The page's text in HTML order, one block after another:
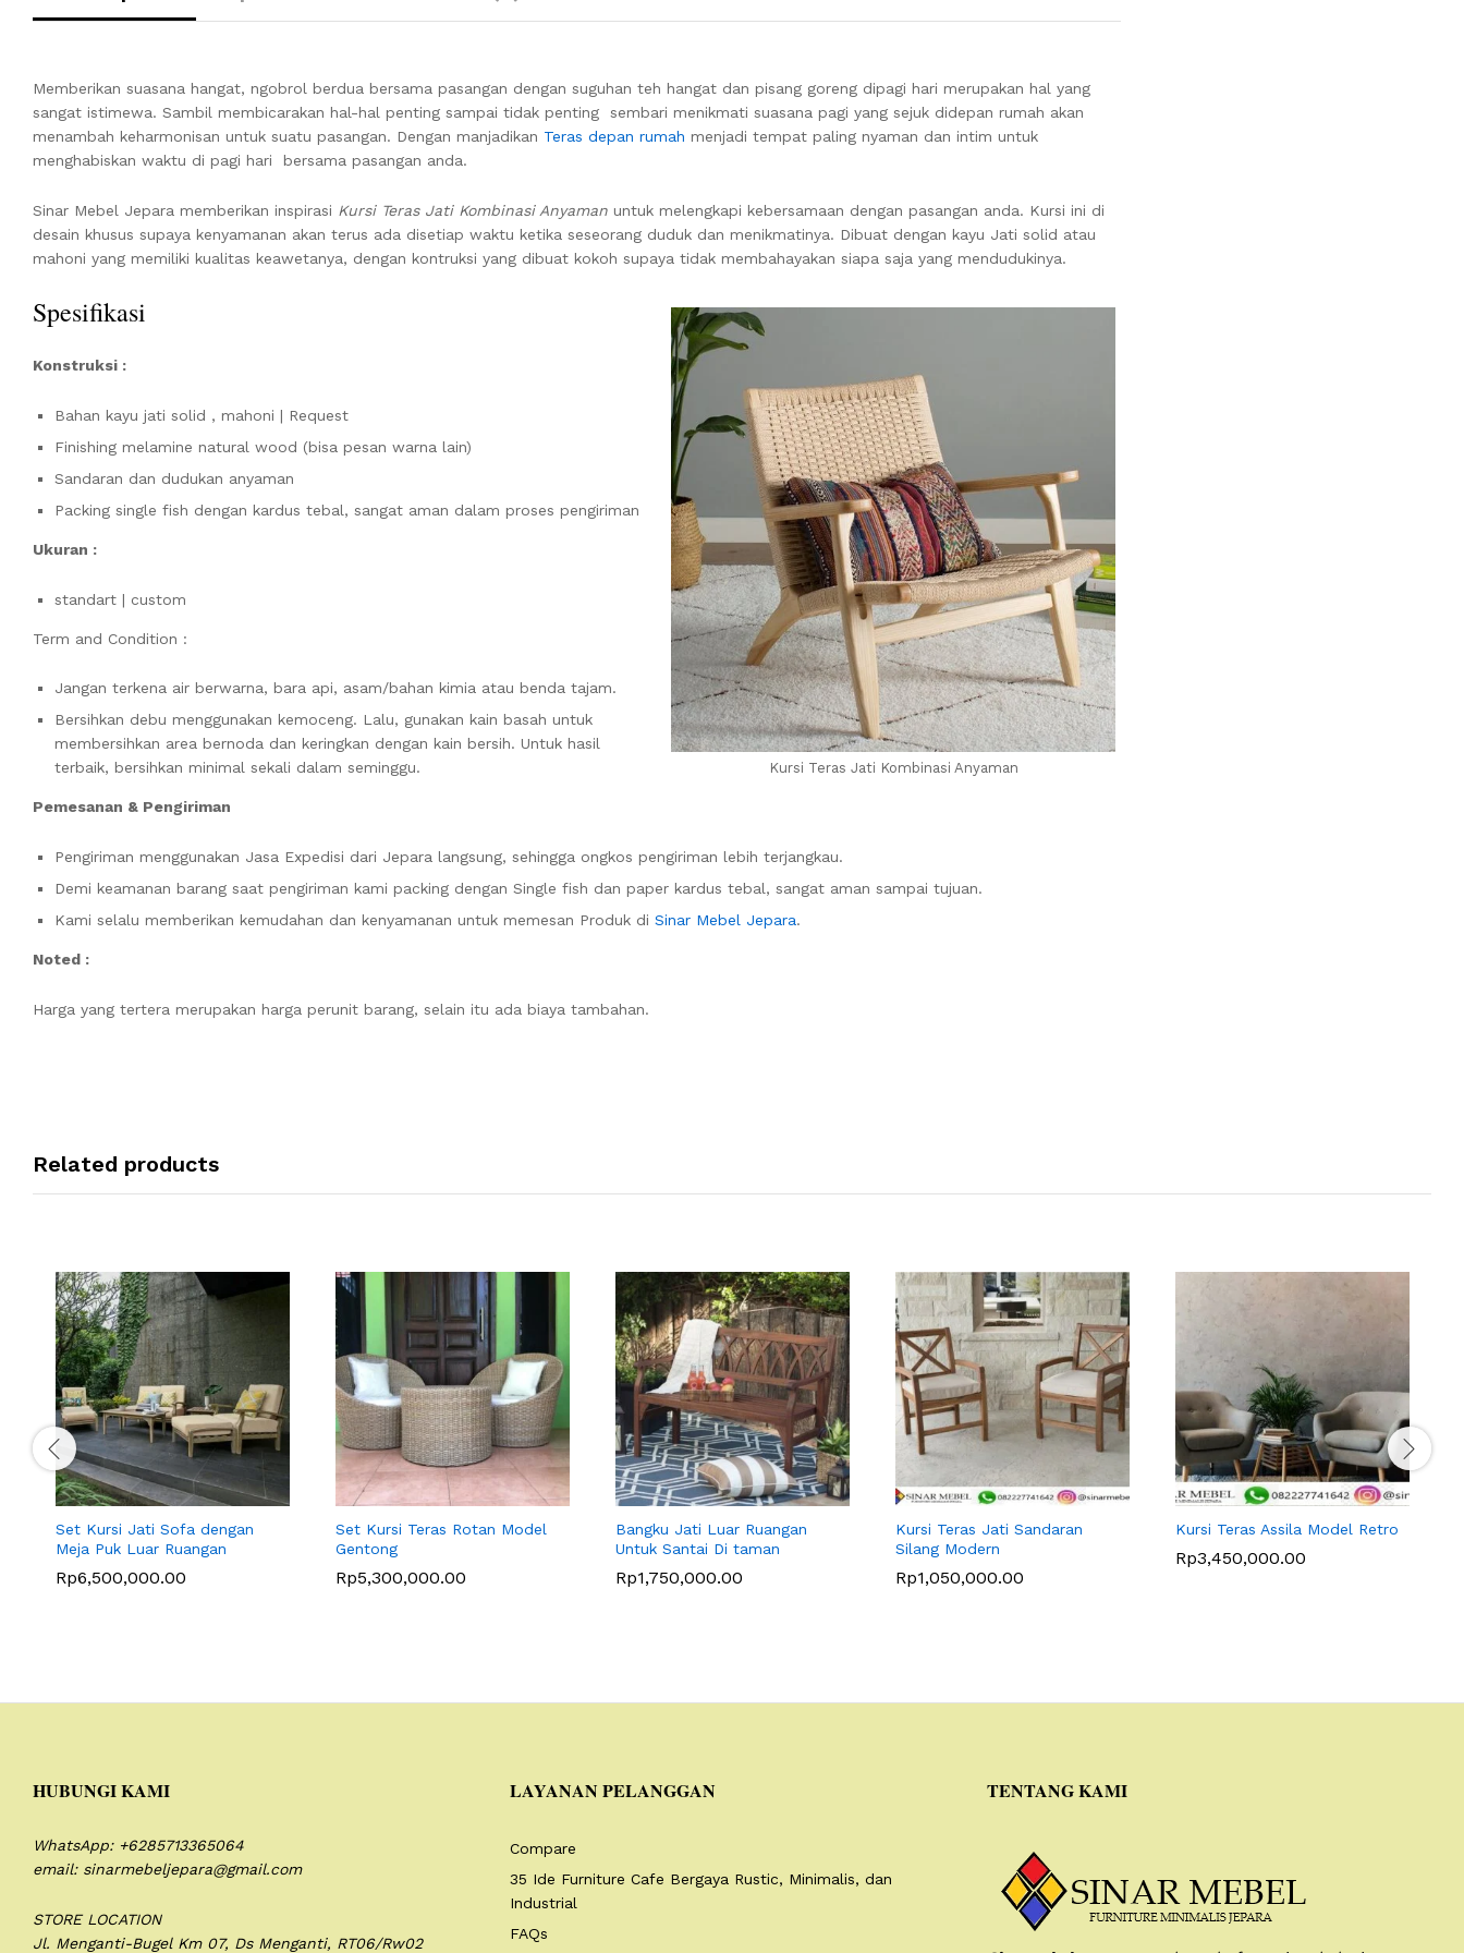
Memberikan suasana hangat, ngobrol berdua bersama pasangan dengan suguhan teh hangat dan pisang goreng dipagi hari merupakan hal yang
sangat istimewa. Sambil membicarakan hal-hal penting sampai tidak penting sembari menikmati suasana pagi yang sejuk didepan rumah akan
menambah keharmonisan untuk suatu pasangan. Dengan manjadikan Teras depan rumah menjadi tempat paling nyaman dan intim untuk
menghabiskan waktu di pagi hari bersama pasangan anda.
Sinar Mebel Jepara memberikan inspirasi Kursi Teras Jati Kombinasi Anyaman untuk melengkapi kebersamaan dengan pasangan anda. Kursi ini di
desain khusus supaya kenyamanan akan terus ada disetiap waktu ketika seseorang duduk dan menikmatinya. Dibuat dengan kayu Jati solid atau
mahoni yang memiliki kualitas keawetanya, dengan kontruksi yang dibuat kokoh supaya tidak membahayakan siapa saja yang mendudukinya.
Kursi Teras Jati Kombinasi Anyaman
Spesifikasi
Konstruksi :
Bahan kayu jati solid , mahoni | Request
Finishing melamine natural wood (bisa pesan warna lain)
Sandaran dan dudukan anyaman
Packing single fish dengan kardus tebal, sangat aman dalam proses pengiriman
Ukuran :
standart | custom
Term and Condition :
Jangan terkena air berwarna, bara api, asam/bahan kimia atau benda tajam.
Bersihkan debu menggunakan kemoceng. Lalu, gunakan kain basah untuk
membersihkan area bernoda dan keringkan dengan kain bersih. Untuk hasil
terbaik, bersihkan minimal sekali dalam seminggu.
Pemesanan & Pengiriman
Pengiriman menggunakan Jasa Expedisi dari Jepara langsung, sehingga ongkos pengiriman lebih terjangkau.
Demi keamanan barang saat pengiriman kami packing dengan Single fish dan paper kardus tebal, sangat aman sampai tujuan.
Kami selalu memberikan kemudahan dan kenyamanan untuk memesan Produk di Sinar Mebel Jepara.
Noted :
Harga yang tertera merupakan harga perunit barang, selain itu ada biaya tambahan.
Related products
Set Kursi Jati Sofa dengan
Meja Puk Luar Ruangan
Rp6,500,000.00
Set Kursi Teras Rotan Model
Gentong
Rp5,300,000.00
Bangku Jati Luar Ruangan
Untuk Santai Di taman
Rp1,750,000.00
Kursi Teras Jati Sandaran
Silang Modern
Rp1,050,000.00
Kursi Teras Assila Model Retro
Rp3,450,000.00
HUBUNGI KAMI
WhatsApp: +6285713365064
email: sinarmebeljepara@gmail.com
STORE LOCATION
Jl. Menganti-Bugel Km 07, Ds Menganti, RT06/Rw02
LAYANAN PELANGGAN
Compare
35 Ide Furniture Cafe Bergaya Rustic, Minimalis, dan
Industrial
FAQs
TENTANG KAMI